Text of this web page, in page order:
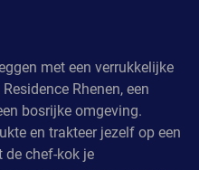
met een verrukkelijke
Rhenen, een
bosrijke omgeving.
en trakteer jezelf op een
de chef-kok je